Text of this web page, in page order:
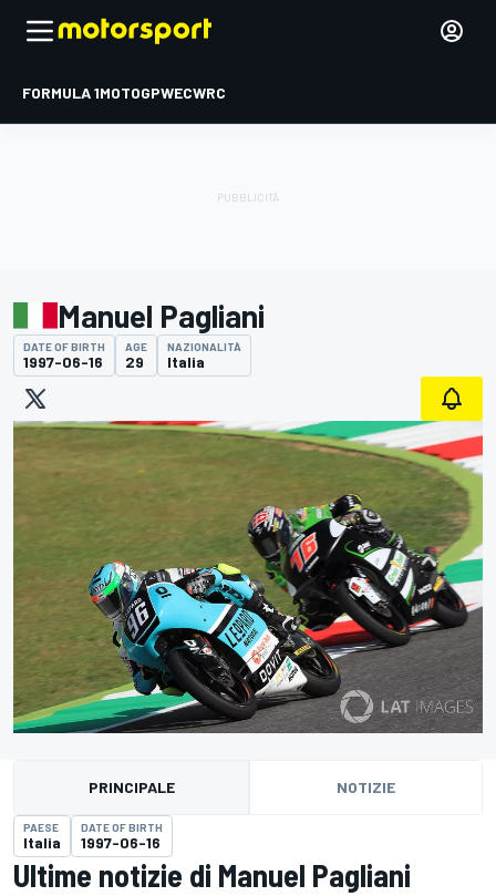
FORMULA 1MOTOGPWECWRC
Manuel Pagliani
DATE OF BIRTH
1997-06-16
AGE
29
NAZIONALITÀ
Italia
PRINCIPALE NOTIZIE
PAESE
Italia
DATE OF BIRTH
1997-06-16
Ultime notizie di Manuel Pagliani